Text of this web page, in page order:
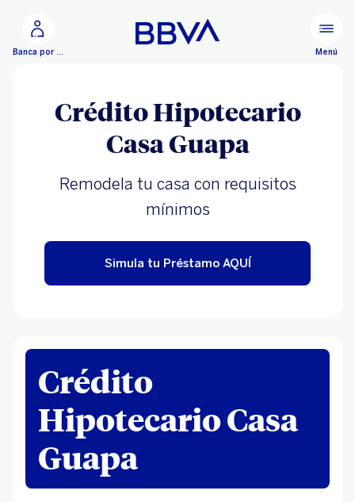
Banca por Internet Menú
Crédito Hipotecario
Casa Guapa
Remodela tu casa con requisitos
mínimos
Simula tu Préstamo AQUÍ
Crédito
Hipotecario Casa
Guapa